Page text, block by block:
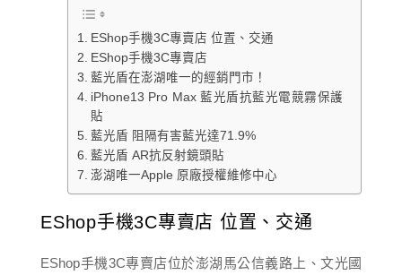
EShop手機3C專賣店 位置、交通
EShop手機3C專賣店
藍光盾在澎湖唯一的經銷門市！
iPhone13 Pro Max 藍光盾抗藍光電競霧保護
貼
藍光盾 阻隔有害藍光達71.9%
藍光盾 AR抗反射鏡頭貼
澎湖唯一Apple 原廠授權維修中心
EShop手機3C專賣店 位置、交通
EShop手機3C專賣店位於澎湖馬公信義路上、文光國